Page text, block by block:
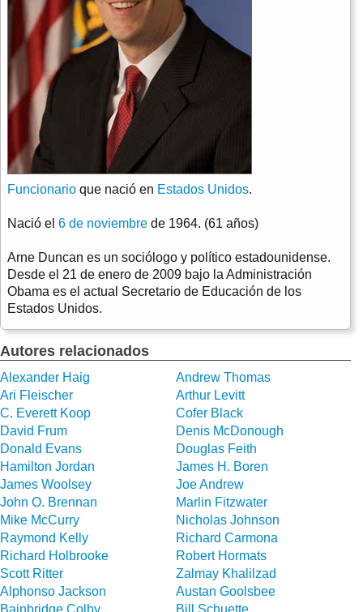
Funcionario que nació en Estados Unidos.
Nació el 6 de noviembre de 1964. (61 años)
Arne Duncan es un sociólogo y político estadounidense.
Desde el 21 de enero de 2009 bajo la Administración
Obama es el actual Secretario de Educación de los
Estados Unidos.
Autores relacionados
Alexander Haig
Andrew Thomas
Ari Fleischer
Arthur Levitt
C. Everett Koop
Cofer Black
David Frum
Denis McDonough
Donald Evans
Douglas Feith
Hamilton Jordan
James H. Boren
James Woolsey
Joe Andrew
John O. Brennan
Marlin Fitzwater
Mike McCurry
Nicholas Johnson
Raymond Kelly
Richard Carmona
Richard Holbrooke
Robert Hormats
Scott Ritter
Zalmay Khalilzad
Alphonso Jackson
Austan Goolsbee
Bainbridge Colby
Bill Schuette